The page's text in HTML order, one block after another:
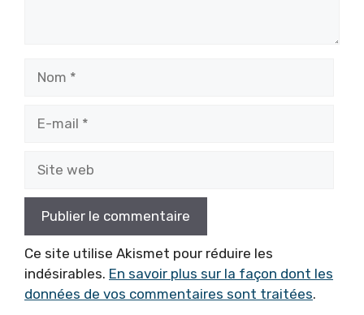
Ce site utilise Akismet pour réduire les
indésirables. En savoir plus sur la façon dont les
données de vos commentaires sont traitées.